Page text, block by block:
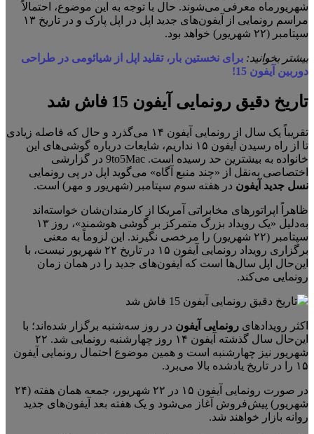
شهریورماه معرفی می‌شوند. حال با توجه به این موضوع، احتمالاً
مراسم رونمایی از آیفون‌های جدید اپل در اپل پارک و در تاریخ ۱۳
سپتامبر (۲۲ شهریور) خواهد بود.
بیشتر بخوانید: برای نخستین بار، تقلید اپل از شیائومی در طراحی
دوربین آیفون 15!
تاریخ دقیق رونمایی آیفون 15 فاش شد
تقریباً یک سال از رونمایی آیفون ۱۴ می‌گذرد و حال‌ که فاصله‌ زیادی
تا از راه رسیدن آیفون ۱۵ نداریم، شایعات درباره‌ گوشی‌های این
خانواده به بیشترین حد رسیده است. 9to5Mac در گزارشی
اختصاصی به‌نقل از «چند منبع آگاه» می‌گوید اپل در پی رونمایی
نسل جدید آیفون در هفته‌ سوم سپتامبر (شهریور و مهر) است.
ظاهراً اپراتورهای مخابراتی آمریکا از کارمندان‌شان خواسته‌اند
به‌دلیل «یک رویداد بزرگ متمرکز بر گوشی هوشمند»، روز ۱۳
سپتامبر (۲۲ شهریور) را مرخصی نگیرند. این لزوماً به معنی
برگزاری رویداد رونمایی آیفون ۱۵ در تاریخ ۲۲ شهریور نیست، با
این‌حال اپل سال‌ها است که آیفون‌های جدید را در همان زمان
رونمایی می‌کند.
اکثر رویدادهای رونمایی آیفون در روز سه‌شنبه برگزار شده‌اند؛ با
این‌حال سال گذشته آیفون ۱۴ روز چهارشنبه رونمایی شد. ۲۲
شهریور نیز چهارشنبه است و همین موضوع احتمال رونمایی آیفون
۱۵ را در تاریخ یادشده بالا می‌برد.
در صورت رونمایی آیفون ۱۵ در ۲۲ شهریور، جمعه‌ همان هفته (۲۴
شهریور) پیش‌فروش آغاز می‌شود و یک هفته بعد آیفون‌های جدید
روانه‌ بازار خواهند شد.